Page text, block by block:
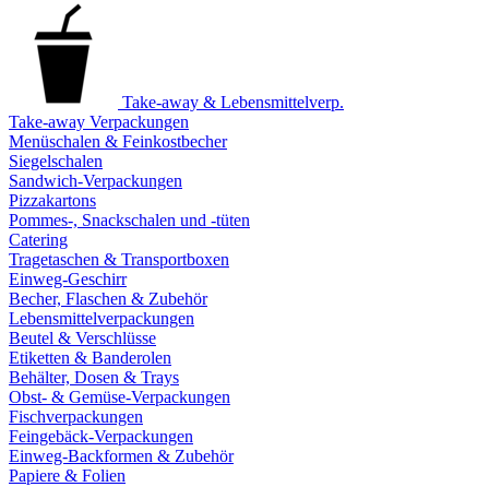
Take-away & Lebensmittelverp.
Take-away Verpackungen
Menüschalen & Feinkostbecher
Siegelschalen
Sandwich-Verpackungen
Pizzakartons
Pommes-, Snackschalen und -tüten
Catering
Tragetaschen & Transportboxen
Einweg-Geschirr
Becher, Flaschen & Zubehör
Lebensmittelverpackungen
Beutel & Verschlüsse
Etiketten & Banderolen
Behälter, Dosen & Trays
Obst- & Gemüse-Verpackungen
Fischverpackungen
Feingebäck-Verpackungen
Einweg-Backformen & Zubehör
Papiere & Folien